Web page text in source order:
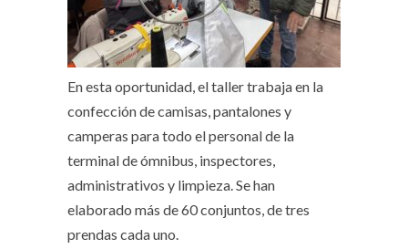
En esta oportunidad, el taller trabaja en la
confección de camisas, pantalones y
camperas para todo el personal de la
terminal de ómnibus, inspectores,
administrativos y limpieza. Se han
elaborado más de 60 conjuntos, de tres
prendas cada uno.